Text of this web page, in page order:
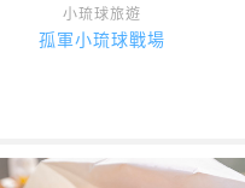
小琉球旅遊
孤軍小琉球戰場